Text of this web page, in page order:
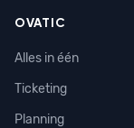
OVATIC
Alles in één
Ticketing
Planning